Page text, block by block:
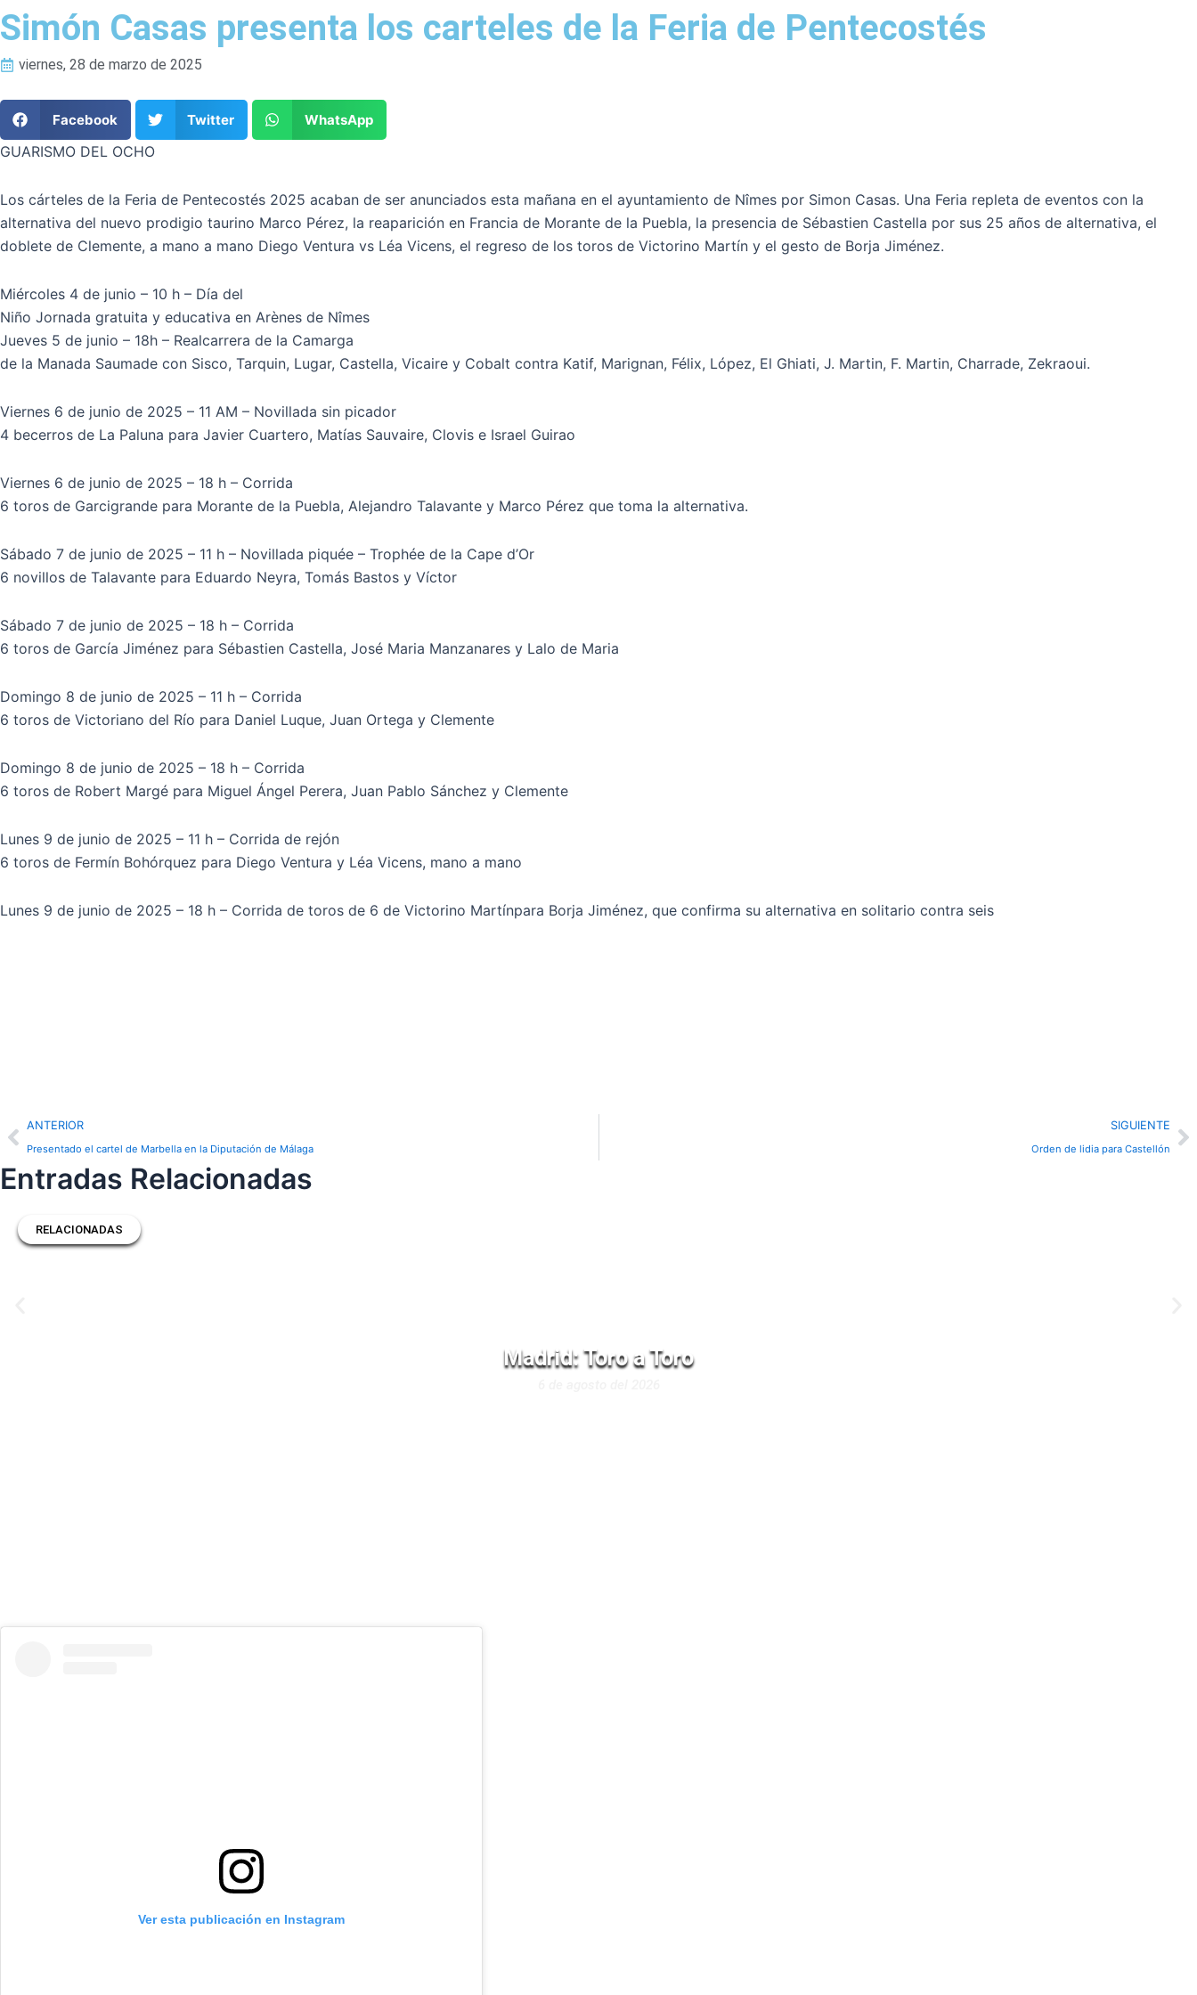
Simón Casas presenta los carteles de la Feria de Pentecostés
viernes, 28 de marzo de 2025
Facebook Twitter WhatsApp
GUARISMO DEL OCHO
Los cárteles de la Feria de Pentecostés 2025 acaban de ser anunciados esta mañana en el ayuntamiento de Nîmes por Simon Casas. Una Feria repleta de eventos con la
alternativa del nuevo prodigio taurino Marco Pérez, la reaparición en Francia de Morante de la Puebla, la presencia de Sébastien Castella por sus 25 años de alternativa, el
doblete de Clemente, a mano a mano Diego Ventura vs Léa Vicens, el regreso de los toros de Victorino Martín y el gesto de Borja Jiménez.
Miércoles 4 de junio – 10 h – Día del
Niño Jornada gratuita y educativa en Arènes de Nîmes
Jueves 5 de junio – 18h – Realcarrera de la Camarga
de la Manada Saumade con Sisco, Tarquin, Lugar, Castella, Vicaire y Cobalt contra Katif, Marignan, Félix, López, El Ghiati, J. Martin, F. Martin, Charrade, Zekraoui.
Viernes 6 de junio de 2025 – 11 AM – Novillada sin picador
4 becerros de La Paluna para Javier Cuartero, Matías Sauvaire, Clovis e Israel Guirao
Viernes 6 de junio de 2025 – 18 h – Corrida
6 toros de Garcigrande para Morante de la Puebla, Alejandro Talavante y Marco Pérez que toma la alternativa.
Sábado 7 de junio de 2025 – 11 h – Novillada piquée – Trophée de la Cape d’Or
6 novillos de Talavante para Eduardo Neyra, Tomás Bastos y Víctor
Sábado 7 de junio de 2025 – 18 h – Corrida
6 toros de García Jiménez para Sébastien Castella, José Maria Manzanares y Lalo de Maria
Domingo 8 de junio de 2025 – 11 h – Corrida
6 toros de Victoriano del Río para Daniel Luque, Juan Ortega y Clemente
Domingo 8 de junio de 2025 – 18 h – Corrida
6 toros de Robert Margé para Miguel Ángel Perera, Juan Pablo Sánchez y Clemente
Lunes 9 de junio de 2025 – 11 h – Corrida de rejón
6 toros de Fermín Bohórquez para Diego Ventura y Léa Vicens, mano a mano
Lunes 9 de junio de 2025 – 18 h – Corrida de toros de 6 de Victorino Martínpara Borja Jiménez, que confirma su alternativa en solitario contra seis
PrevANTERIOR
Presentado el cartel de Marbella en la Diputación de Málaga
SIGUIENTE
Orden de lidia para Castellón
Entradas Relacionadas
RELACIONADAS
Madrid: Toro a Toro
Ver esta publicación en Instagram